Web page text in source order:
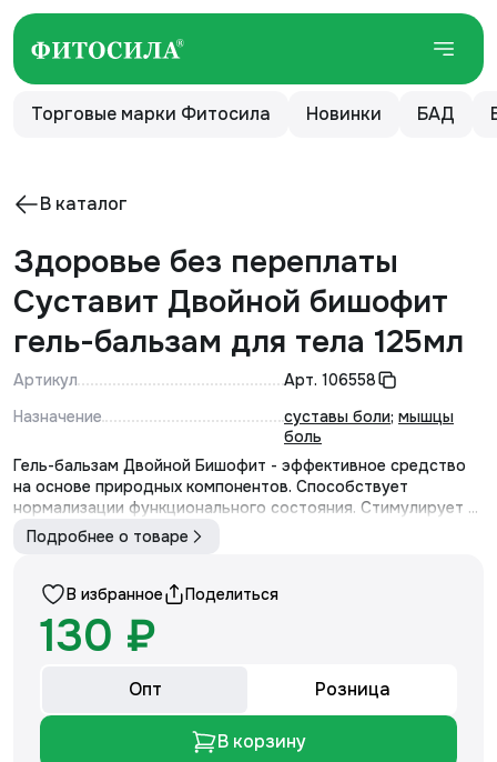
Торговые марки Фитосила Новинки БАД
В каталог
Здоровье без переплаты
Суставит Двойной бишофит
гель-бальзам для тела 125мл
Артикул Арт. 106558
Назначение
суставы боли; мышцы
боль
Гель-бальзам Двойной Бишофит - эффективное средство
на основе природных компонентов. Способствует
нормализации функционального состояния. Стимулирует ...
Подробнее о товаре
В избранное Поделиться
130 ₽
Опт Розница
В корзину